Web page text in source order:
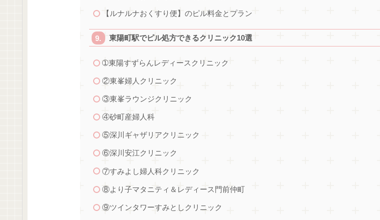
【ルナルナおくすり便】のピル料金とプラン
東陽町駅でピル処方できるクリニック10選
➀東陽すずらんレディースクリニック
②東峯婦人クリニック
③東峯ラウンジクリニック
④砂町産婦人科
⑤深川ギャザリアクリニック
⑥深川安江クリニック
⑦すみよし婦人科クリニック
⑧より子マタニティ＆レディース門前仲町
⑨ツインタワーすみとしクリニック